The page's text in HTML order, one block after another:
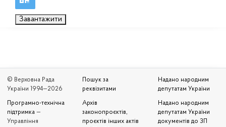
Завантажити
© Верховна Рада
України 1994—2026
Програмно-технічна
підтримка —
Управління
Пошук за
реквізитами
Архів
законопроєктів,
проєктів інших актів
Надано народним
депутатам України
Надано народним
депутатам України
документів до ЗП